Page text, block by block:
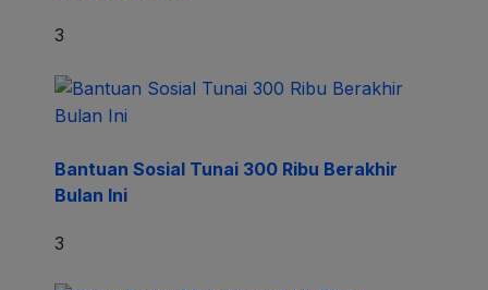
3
Bantuan Sosial Tunai 300 Ribu Berakhir
Bulan Ini
3